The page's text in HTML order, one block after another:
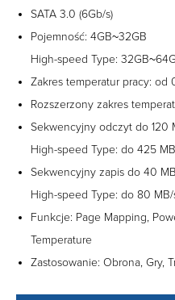
SATA 3.0 (6Gb/s)
Pojemność: 4GB~32GB
High-speed Type:
Zakres temperatur pracy:
Rozszerzony zakres
Sekwencyjny odczyt do 120
High-speed Type: do 425
Sekwencyjny zapis do 40
High-speed Type: do 80
Funkcje: Page Mapping,
Temperature
Zastosowanie: Obrona, Gry,